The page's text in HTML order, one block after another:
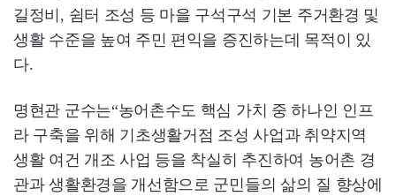
길정비, 쉼터 조성 등 마을 구석구석 기본 주거환경 및
생활 수준을 높여 주민 편익을 증진하는데 목적이 있
다.
명현관 군수는“농어촌수도 핵심 가치 중 하나인 인프
라 구축을 위해 기초생활거점 조성 사업과 취약지역
생활 여건 개조 사업 등을 착실히 추진하여 농어촌 경
관과 생활환경을 개선함으로 군민들의 삶의 질 향상에